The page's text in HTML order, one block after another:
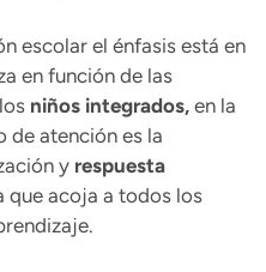
escolar el énfasis está en
en función de las
niños integrados, en la
de atención es la
y respuesta
que acoja a todos los